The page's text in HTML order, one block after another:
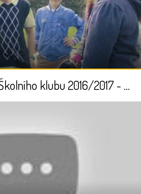
Filmový seminář Školního klubu 2016/2017 - CO JE TO FILM